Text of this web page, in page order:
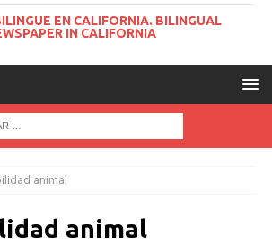
EN CALIFORNIA. BILINGUAL
IN CALIFORNIA
animal
animal